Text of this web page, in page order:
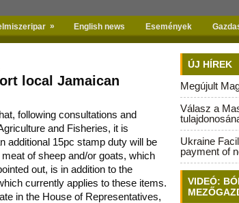
» English news Események
local Jamaican
following consultations and
and Fisheries, it is
additional 15pc stamp duty will be
of sheep and/or goats, which
out, is in addition to the
currently applies to these items.
in the House of Representatives,
ÚJ HÍREK
Megújult
Válasz a
Ukraine
payment of
VIDEÓ: